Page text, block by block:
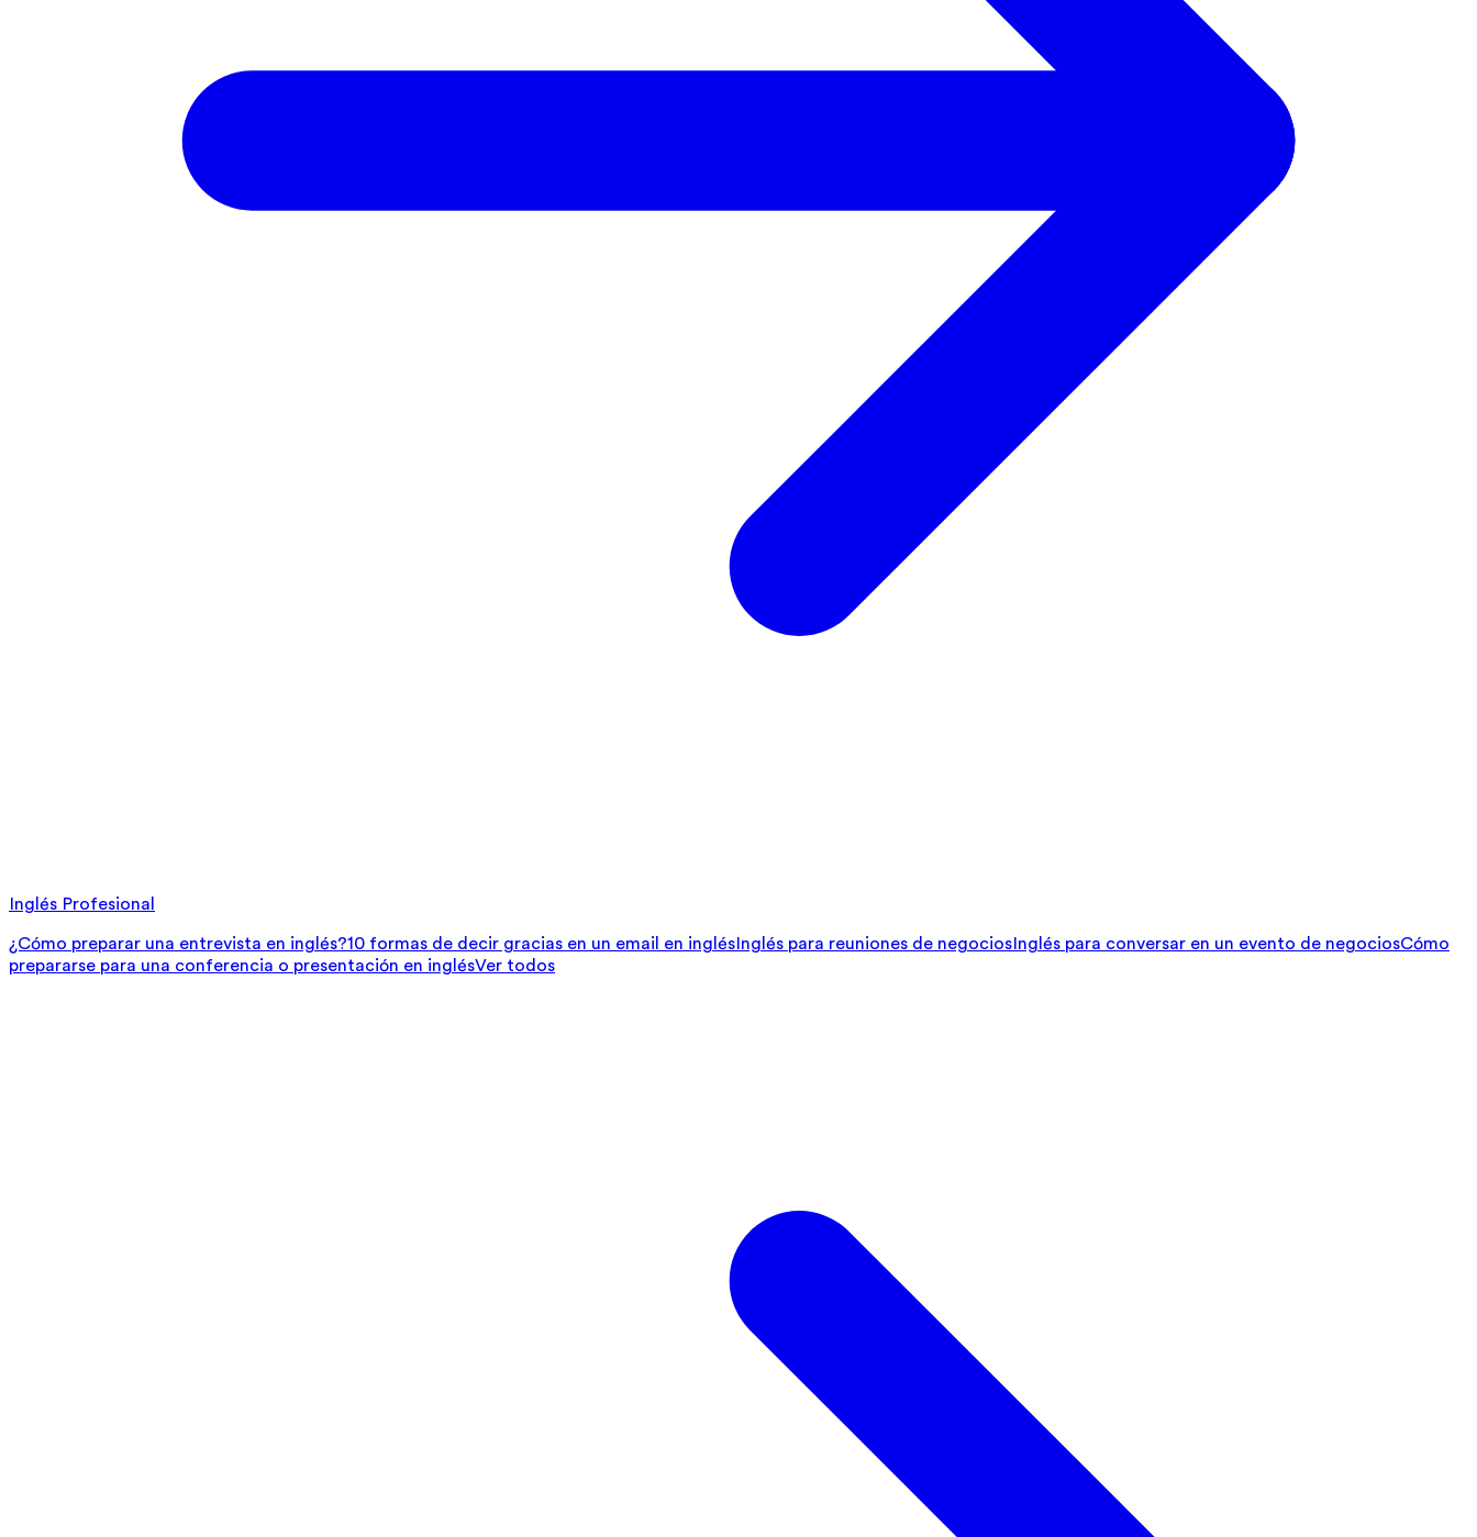
Inglés Profesional
¿Cómo preparar una entrevista en inglés?10 formas de decir gracias en un email en inglésInglés para reuniones de negociosInglés para conversar en un evento de negociosCómo
prepararse para una conferencia o presentación en inglésVer todos